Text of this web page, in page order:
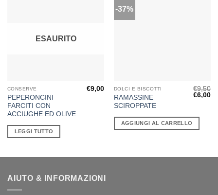
ESAURITO
CONSERVE
PEPERONCINI
FARCITI CON
ACCIUGHE ED OLIVE
€9,00
LEGGI TUTTO
-37%
DOLCI E BISCOTTI
RAMASSINE
SCIROPPATE
€9,50
Il
€9,50.
€6,00Il
AGGIUNGI AL CARRELLO
AIUTO & INFORMAZIONI